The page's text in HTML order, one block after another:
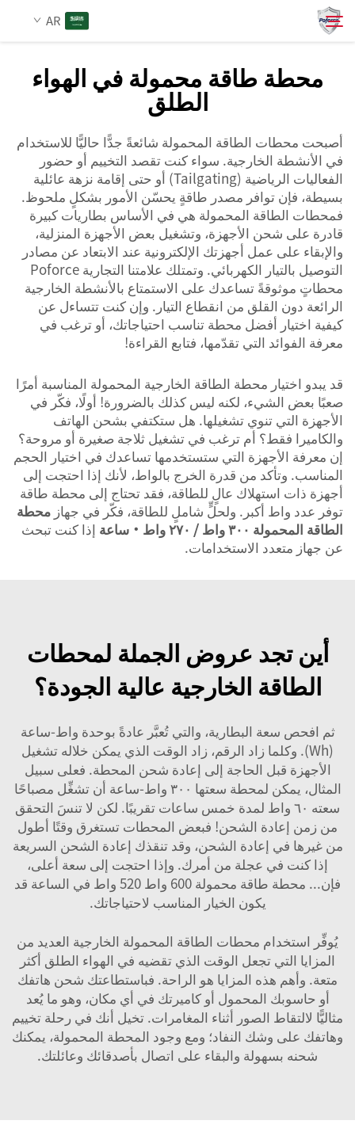
AR
المنتجات
الخدمات
الأخبار
اتصل بنا
محطة طاقة محمولة في الهواء
الطلق
أصبحت محطات الطاقة المحمولة شائعةً جدًّا حاليًّا للاستخدام
في الأنشطة الخارجية. سواء كنت تقصد التخييم أو حضور
الفعاليات الرياضية (Tailgating) أو حتى إقامة نزهة عائلية
بسيطة، فإن توافر مصدر طاقةٍ يحسّن الأمور بشكلٍ ملحوظ.
فمحطات الطاقة المحمولة هي في الأساس بطاريات كبيرة
قادرة على شحن الأجهزة، وتشغيل بعض الأجهزة المنزلية،
والإبقاء على عمل أجهزتك الإلكترونية عند الابتعاد عن مصادر
التوصيل بالتيار الكهربائي. وتمتلك علامتنا التجارية Poforce
محطاتٍ موثوقةً تساعدك على الاستمتاع بالأنشطة الخارجية
الرائعة دون القلق من انقطاع التيار. وإن كنت تتساءل عن
كيفية اختيار أفضل محطة تناسب احتياجاتك، أو ترغب في
معرفة الفوائد التي تقدّمها، فتابع القراءة!
قد يبدو اختيار محطة الطاقة الخارجية المحمولة المناسبة أمرًا
صعبًا بعض الشيء، لكنه ليس كذلك بالضرورة! أولًا، فكّر في
الأجهزة التي تنوي تشغيلها. هل ستكتفي بشحن الهاتف
والكاميرا فقط؟ أم ترغب في تشغيل ثلاجة صغيرة أو مروحة؟
إن معرفة الأجهزة التي ستستخدمها تساعدك في اختيار الحجم
المناسب. وتأكد من قدرة الخرج بالواط، لأنك إذا احتجت إلى
أجهزة ذات استهلاك عالٍ للطاقة، فقد تحتاج إلى محطة طاقة
توفر عدد واط أكبر. ولحلٍّ شاملٍ للطاقة، فكّر في جهاز محطة
الطاقة المحمولة ٣٠٠ واط / ٢٧٠ واط·ساعة
إذا كنت تبحث
عن جهاز متعدد الاستخدامات.
أين تجد عروض الجملة لمحطات
الطاقة الخارجية عالية الجودة؟
ثم افحص سعة البطارية، والتي تُعبَّر عادةً بوحدة واط-ساعة
(Wh). وكلما زاد الرقم، زاد الوقت الذي يمكن خلاله تشغيل
الأجهزة قبل الحاجة إلى إعادة شحن المحطة. فعلى سبيل
المثال، يمكن لمحطة سعتها ٣٠٠ واط-ساعة أن تشغِّل مصباحًا
سعته ٦٠ واط لمدة خمس ساعات تقريبًا. لكن لا تنسَ التحقق
من زمن إعادة الشحن! فبعض المحطات تستغرق وقتًا أطول
من غيرها في إعادة الشحن، وقد تنقذك إعادة الشحن السريعة
إذا كنت في عجلة من أمرك. وإذا احتجت إلى سعة أعلى،
فإن... محطة طاقة محمولة 600 واط 520 واط في الساعة
قد
يكون الخيار المناسب لاحتياجاتك.
يُوفِّر استخدام محطات الطاقة المحمولة الخارجية العديد من
المزايا التي تجعل الوقت الذي تقضيه في الهواء الطلق أكثر
متعة. وأهم هذه المزايا هو الراحة. فباستطاعتك شحن هاتفك
أو حاسوبك المحمول أو كاميرتك في أي مكان، وهو ما يُعد
مثاليًّا لالتقاط الصور أثناء المغامرات. تخيل أنك في رحلة تخييم
وهاتفك على وشك النفاد؛ ومع وجود المحطة المحمولة، يمكنك
شحنه بسهولة والبقاء على اتصال بأصدقائك وعائلتك.